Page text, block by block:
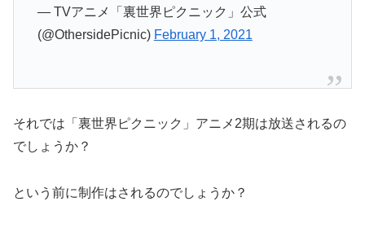
— TVアニメ「裏世界ピクニック」公式
(@OthersidePicnic) February 1, 2021
それでは「裏世界ピクニック」アニメ2期は放送されるの
でしょうか？
という前に制作はされるのでしょうか？